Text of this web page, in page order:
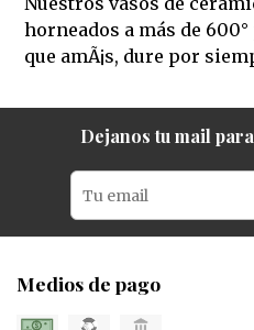
horneados a más de
que amÃ¡s, dure por
Dejanos tu mail
Medios de pago